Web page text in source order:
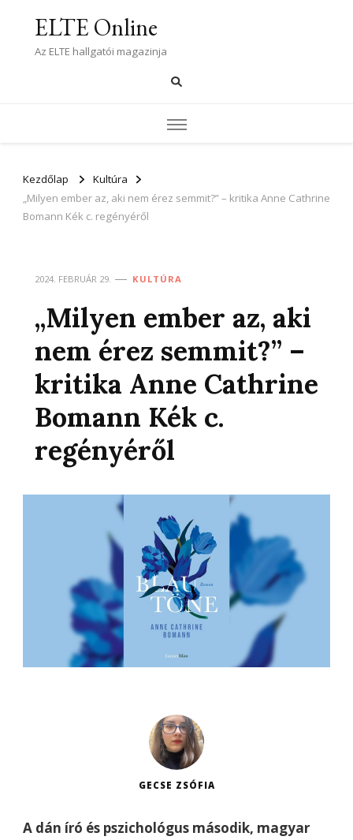
ELTE Online
Az ELTE hallgatói magazinja
Kezdőlap
Kultúra
„Milyen ember az, aki nem érez semmit?” – kritika Anne Cathrine
Bomann Kék c. regényéről
2024. FEBRUÁR 29. KULTÚRA
„Milyen ember az, aki
nem érez semmit?” –
kritika Anne Cathrine
Bomann Kék c.
regényéről
GECSE ZSÓFIA
A dán író és pszichológus második, magyar